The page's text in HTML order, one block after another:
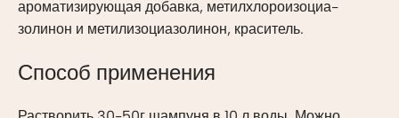
ароматизирующая добавка, метилхлороизоциа-
золинон и метилизоциазолинон, краситель.
Способ применения